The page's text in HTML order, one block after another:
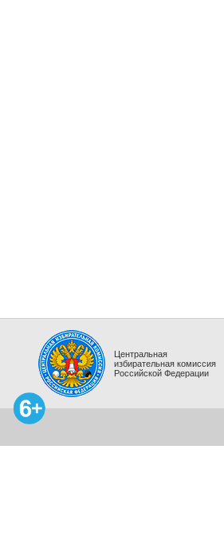
Центральная
избирательная комиссия
Российской Федерации